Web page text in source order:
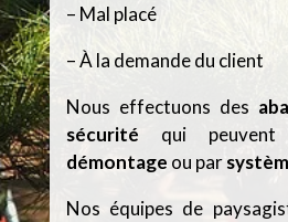
– Mal placé
– À la demande du client
Nous effectuons des
sécurité qui
démontage ou par
Nos équipes de